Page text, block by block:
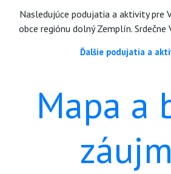
Nasledujúce podujatia a aktivity pre
obce regiónu dolný Zemplín. Srdečne
Ďalšie podujatia a
Mapa a